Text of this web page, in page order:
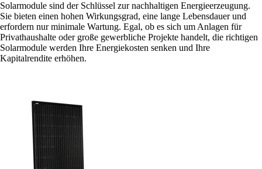
Solarmodule sind der Schlüssel zur nachhaltigen Energieerzeugung.
Sie bieten einen hohen Wirkungsgrad, eine lange Lebensdauer und
erfordern nur minimale Wartung. Egal, ob es sich um Anlagen für
Privathaushalte oder große gewerbliche Projekte handelt, die richtigen
Solarmodule werden Ihre Energiekosten senken und Ihre
Kapitalrendite erhöhen.